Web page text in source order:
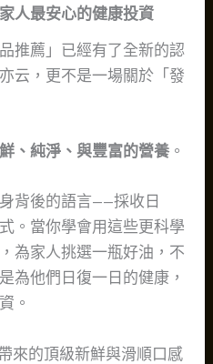
人最安心的健康投資
推薦」已經有了全新的認
云，更不是一場關於「發
、純淨、與豐富的營養 。
背後的語言——採收日
。當你學會用這些更科學
為家人挑選一瓶好油，不
為他們日復一日的健康，
。
來的頂級新鮮與滑順口感